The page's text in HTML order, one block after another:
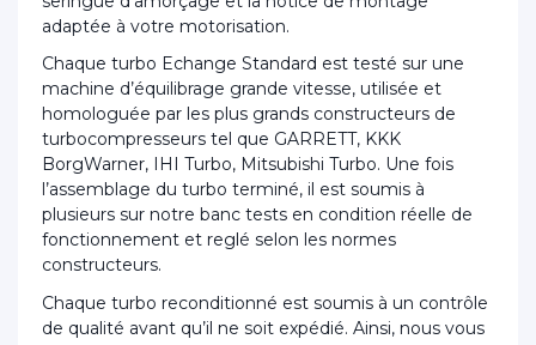
adaptée à votre motorisation.
Chaque turbo Echange Standard est testé sur une
machine d’équilibrage grande vitesse, utilisée et
homologuée par les plus grands constructeurs de
turbocompresseurs tel que GARRETT, KKK
BorgWarner, IHI Turbo, Mitsubishi Turbo. Une fois
l’assemblage du turbo terminé, il est soumis à
plusieurs sur notre banc tests en condition réelle de
fonctionnement et reglé selon les normes
constructeurs.
Chaque turbo reconditionné est soumis à un contrôle
de qualité avant qu’il ne soit expédié. Ainsi, nous vous